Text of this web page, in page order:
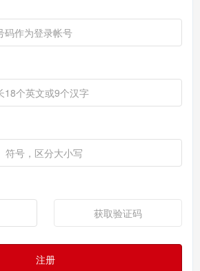
获取验证码
注册